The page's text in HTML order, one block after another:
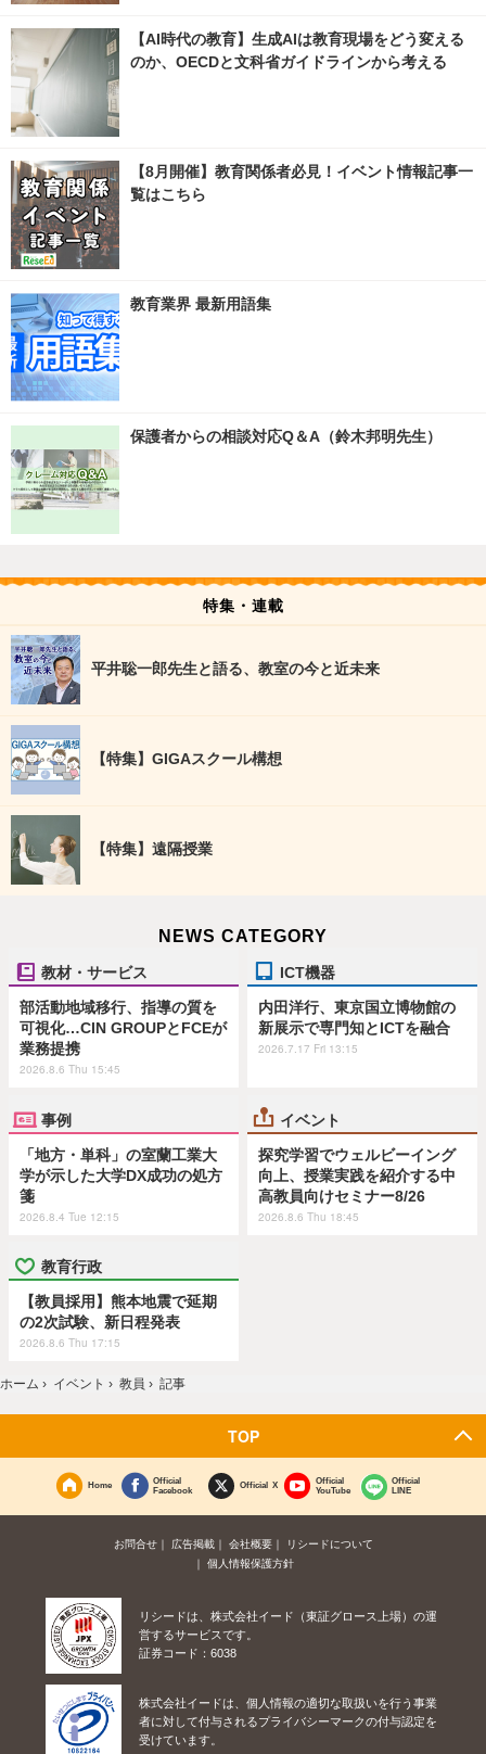
【AI時代の教育】生成AIは教育現場をどう変える
のか、OECDと文科省ガイドラインから考える
【8月開催】教育関係者必見！イベント情報記事一
覧はこちら
教育業界 最新用語集
保護者からの相談対応Q＆A（鈴木邦明先生）
特集・連載
平井聡一郎先生と語る、教室の今と近未来
【特集】GIGAスクール構想
【特集】遠隔授業
NEWS CATEGORY
教材・サービス
部活動地域移行、指導の質を
可視化…CIN GROUPとFCEが
業務提携
2026.8.6 Thu 15:45
ICT機器
内田洋行、東京国立博物館の
新展示で専門知とICTを融合
2026.7.17 Fri 13:15
事例
「地方・単科」の室蘭工業大
学が示した大学DX成功の処方
箋
2026.8.4 Tue 12:15
イベント
探究学習でウェルビーイング
向上、授業実践を紹介する中
高教員向けセミナー8/26
2026.8.6 Thu 18:45
教育行政
【教員採用】熊本地震で延期
の2次試験、新日程発表
2026.8.6 Thu 17:15
ホーム › イベント › 教員 › 記事
TOP
Home
Official
Facebook
Official X
Official
YouTube
Official
LINE
お問合せ 広告掲載 会社概要
リシードについて
個人情報保護方針
リシードは、株式会社イード（東証グロース上場）の運
営するサービスです。
証券コード：6038
株式会社イードは、個人情報の適切な取扱いを行う事業
者に対して付与されるプライバシーマークの付与認定を
受けています。